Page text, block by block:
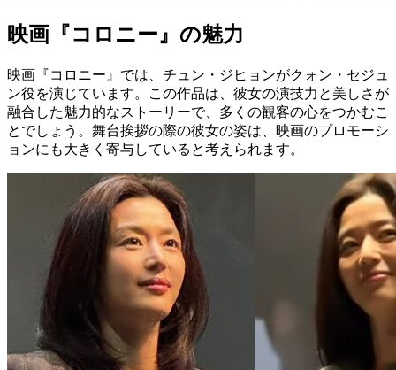
映画『コロニー』の魅力
映画『コロニー』では、チュン・ジヒョンがクォン・セジュ
ン役を演じています。この作品は、彼女の演技力と美しさが
融合した魅力的なストーリーで、多くの観客の心をつかむこ
とでしょう。舞台挨拶の際の彼女の姿は、映画のプロモーシ
ョンにも大きく寄与していると考えられます。